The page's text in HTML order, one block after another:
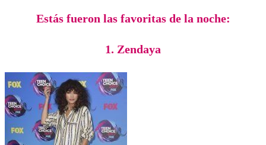
Estás fueron las favoritas de la noche:
1. Zendaya